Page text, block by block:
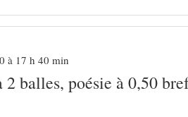
à 17 h 40 min
2 balles, poésie à 0,50